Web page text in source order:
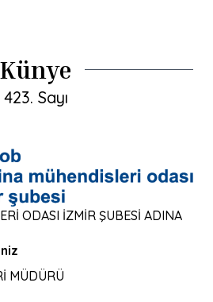
Künye
423. Sayı
ODASI İZMİR ŞUBESİ ADINA
MÜDÜRÜ